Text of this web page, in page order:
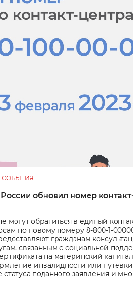
СОБЫТИЯ
обновил номер
могут обратиться в единый
по новому номеру 8-800-1-
гражданам
связанным с социальной
на материнский
инвалидности или
статуса поданного заявления и